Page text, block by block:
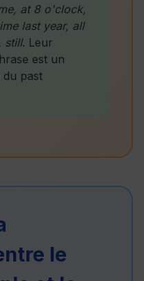
at 8 o'clock,
last year, all
still. Leur
est un
past
le